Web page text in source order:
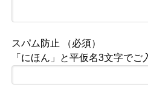
スパム防止 （必須）
「にほん」と平仮名3文字でご